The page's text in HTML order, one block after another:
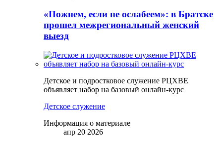
«Пожнем, если не ослабеем»: в Братске
прошел межрегиональный женский
выезд
Детское и подростковое служение РЦХВЕ
объявляет набор на базовый онлайн-курс
Детское служение
Информация о материале
апр 20 2026